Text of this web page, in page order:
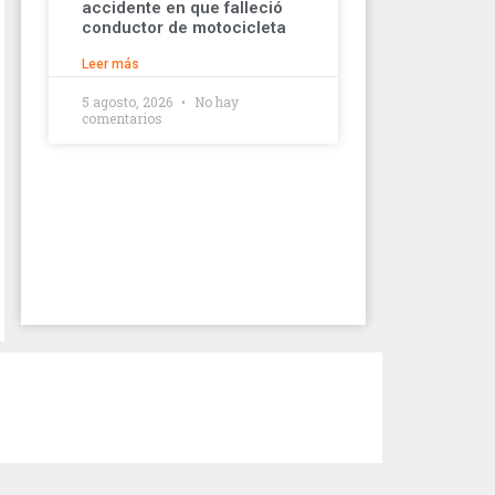
accidente en que falleció
conductor de motocicleta
Leer más
5 agosto, 2026
No hay
comentarios